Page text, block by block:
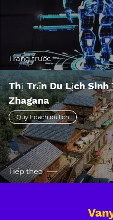
Trang trước
Thị Trấn Du Lịch Sinh
Zhagana
Quy hoạch du lịch
Tiếp theo